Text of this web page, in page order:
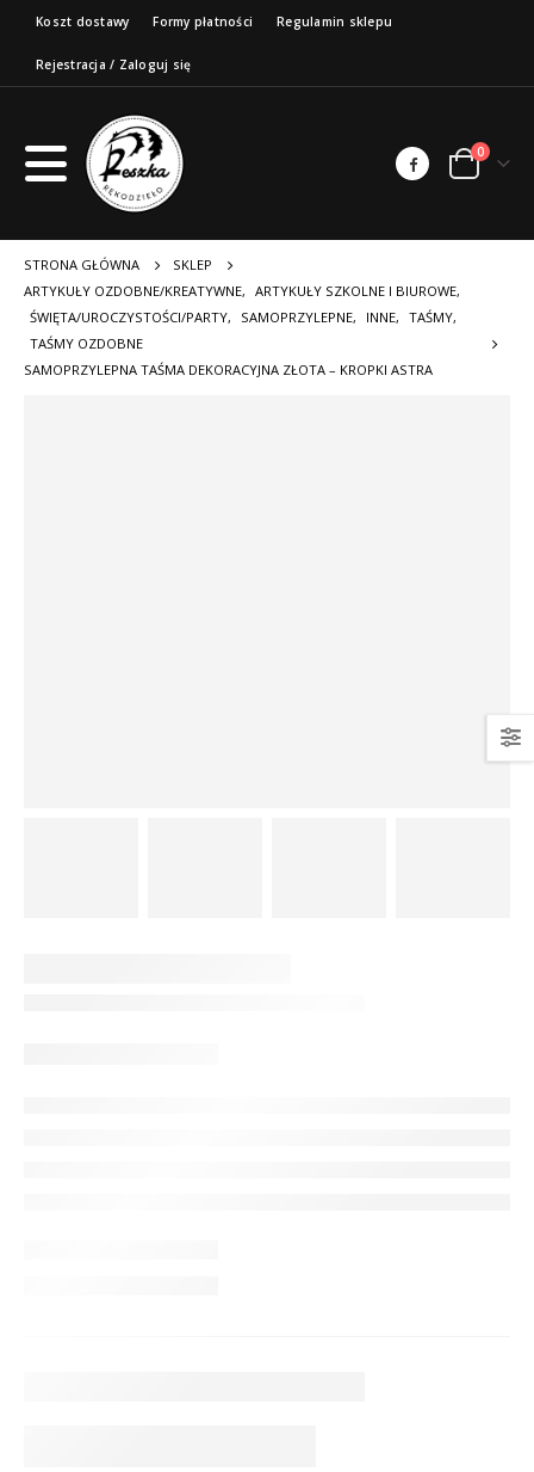
Koszt dostawy Formy płatności Regulamin sklepu
Rejestracja / Zaloguj się
0
STRONA GŁÓWNA
SKLEP
ARTYKUŁY OZDOBNE/KREATYWNE, ARTYKUŁY SZKOLNE I BIUROWE,
ŚWIĘTA/UROCZYSTOŚCI/PARTY, SAMOPRZYLEPNE, INNE, TAŚMY,
TAŚMY OZDOBNE
SAMOPRZYLEPNA TAŚMA DEKORACYJNA ZŁOTA – KROPKI ASTRA